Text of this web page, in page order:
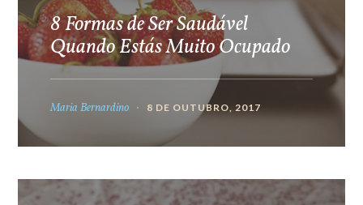
8 Formas de Ser Saudável
Quando Estás Muito Ocupado
Maria Bernardino 8 DE OUTUBRO, 2017